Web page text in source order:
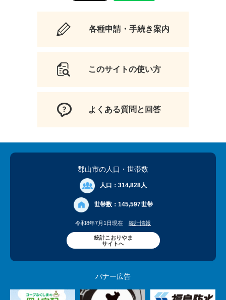
各種申請・手続き案内
このサイトの使い方
よくある質問と回答
郡山市の人口 ・世帯数
人口： 314,828人
世帯数： 145,597世帯
令和8年7月1日現在 統計情報
統計こおりやま
サイトへ
バナー広告